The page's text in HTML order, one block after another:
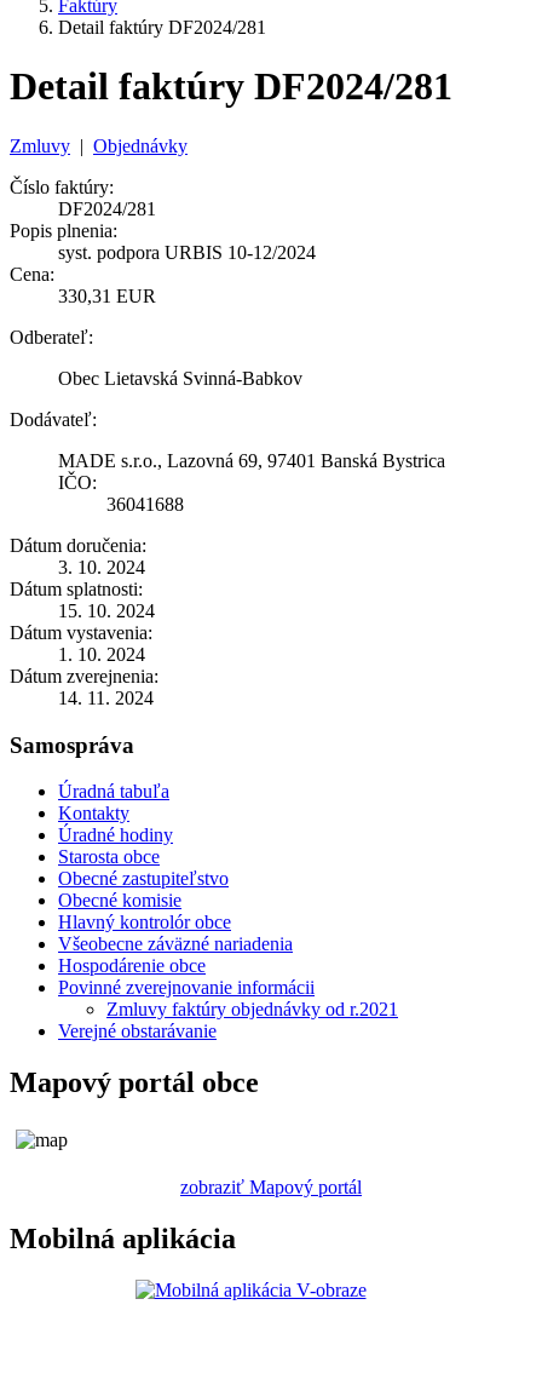
Faktúry
Detail faktúry DF2024/281
Detail faktúry DF2024/281
Zmluvy | Objednávky
Číslo faktúry:
DF2024/281
Popis plnenia:
syst. podpora URBIS 10-12/2024
Cena:
330,31 EUR
Odberateľ:
Obec Lietavská Svinná-Babkov
Dodávateľ:
MADE s.r.o., Lazovná 69, 97401 Banská Bystrica
IČO:
36041688
Dátum doručenia:
3. 10. 2024
Dátum splatnosti:
15. 10. 2024
Dátum vystavenia:
1. 10. 2024
Dátum zverejnenia:
14. 11. 2024
Samospráva
Úradná tabuľa
Kontakty
Úradné hodiny
Starosta obce
Obecné zastupiteľstvo
Obecné komisie
Hlavný kontrolór obce
Všeobecne záväzné nariadenia
Hospodárenie obce
Povinné zverejnovanie informácii
Zmluvy faktúry objednávky od r.2021
Verejné obstarávanie
Mapový portál obce
zobraziť Mapový portál
Mobilná aplikácia